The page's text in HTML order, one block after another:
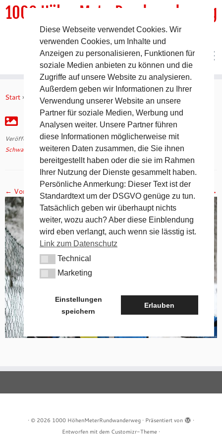
Inhalt
1000 HöhenMeterRundwanderweg
DER Rundwanderweg um Pommelsbrunn
Start » Schwabacher Winter Ultra (SWU) 2016 » IMG_2752
IMG_2752
Veröffentlicht am10. Februar 2016mit den Abmessungen4272 × 2848
Schwabacher Winter Ultra (SWU) 2016.
← Vorheriges Nächstes →
· © 2026 1000 HöhenMeterRundwanderweg · Präsentiert von
·
Entworfen mit dem Customizr-Theme ·
Diese Webseite verwendet Cookies. Wir
verwenden Cookies, um Inhalte und
Anzeigen zu personalisieren, Funktionen für
soziale Medien anbieten zu können und die
Zugriffe auf unsere Website zu analysieren.
Außerdem geben wir Informationen zu Ihrer
Verwendung unserer Website an unsere
Partner für soziale Medien, Werbung und
Analysen weiter. Unsere Partner führen
diese Informationen möglicherweise mit
weiteren Daten zusammen, die Sie ihnen
bereitgestellt haben oder die sie im Rahmen
Ihrer Nutzung der Dienste gesammelt haben.
Persönliche Anmerkung: Dieser Text ist der
Standardtext um der DSGVO genüge zu tun.
Tatsächlich geben wir überhaupt nichts
weiter, wozu auch? Aber diese Einblendung
wird eben verlangt, auch wenn sie lässtig ist.
Link zum Datenschutz
TechnicalTechnical
MarketingMarketing
Einstellungen
speichern
Erlauben